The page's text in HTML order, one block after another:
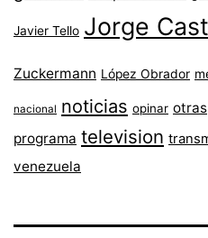
Javier Tello Jorge
Zuckermann López Obrador
nacional noticias opinar otras
programa television
venezuela